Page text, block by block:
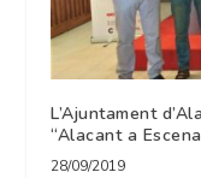
L’Ajuntament
“Alacant a
28/09/2019